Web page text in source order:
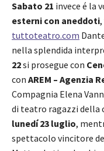
Sabato 21 invece é la
esterni con aneddoti
tuttoteatro.com
nella splendida
22si prosegue con
con AREM – Agenzia
Compagnia Elena
di teatro ragazzi della
lunedí 23 luglio,
spettacolo vincitore